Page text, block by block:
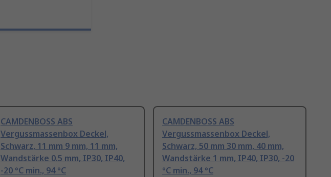
CAMDENBOSS ABS
Vergussmassenbox Deckel,
Schwarz, 11 mm 9 mm, 11 mm,
Wandstärke 0.5 mm, IP30, IP40,
-20 °C min., 94 °C
CAMDENBOSS ABS
Vergussmassenbox Deckel,
Schwarz, 50 mm 30 mm, 40 mm,
Wandstärke 1 mm, IP40, IP30, -20
°C min., 94 °C